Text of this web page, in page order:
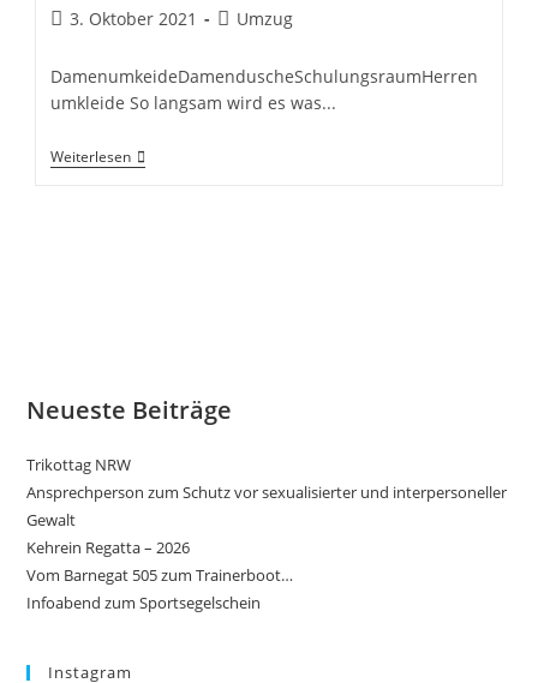
Beitrag
3. Oktober 2021
Beitrags-
Umzug
DamenumkeideDamenduscheSchulungsraumHerren
umkleide So langsam wird es was...
WeiterlesenDuschen
Und
Neueste Beiträge
Trikottag NRW
Ansprechperson zum Schutz vor sexualisierter und interpersoneller
Gewalt
Kehrein Regatta – 2026
Vom Barnegat 505 zum Trainerboot…
Infoabend zum Sportsegelschein
Instagram